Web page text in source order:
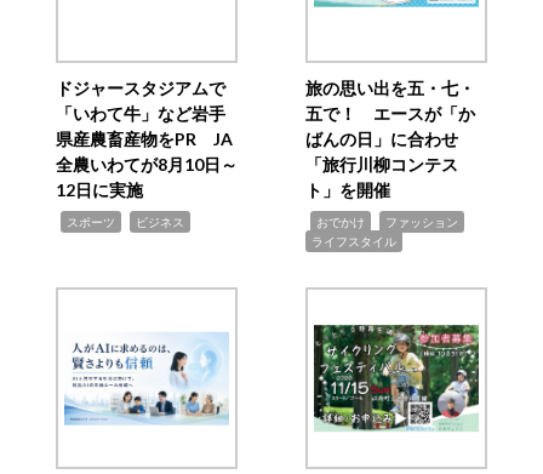
ドジャースタジアムで
「いわて牛」など岩手
県産農畜産物をPR JA
全農いわてが8月10日～
12日に実施
スポーツ ビジネス
旅の思い出を五・七・
五で！ エースが「か
ばんの日」に合わせ
「旅行川柳コンテス
ト」を開催
おでかけ ファッション
ライフスタイル